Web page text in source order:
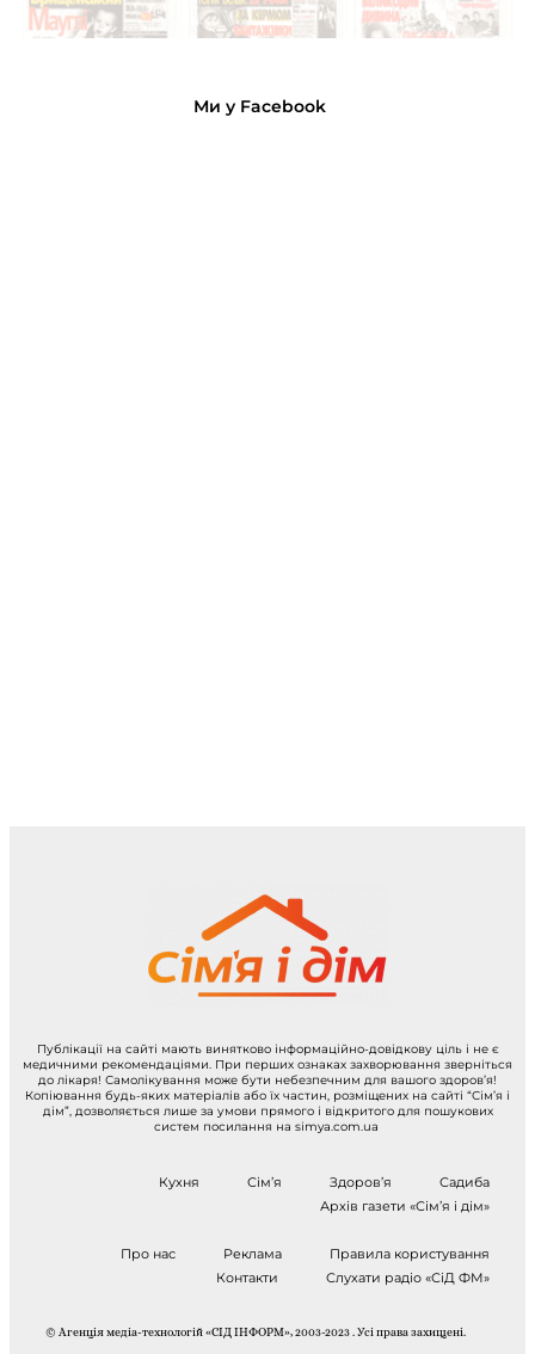
Ми у Facebook
Публікації на сайті мають винятково інформаційно-довідкову ціль і не є
медичними рекомендаціями. При перших ознаках захворювання зверніться
до лікаря! Самолікування може бути небезпечним для вашого здоров’я!
Копіювання будь-яких матеріалів або їх частин, розміщених на сайті “Сім’я і
дім”, дозволяється лише за умови прямого і відкритого для пошукових
систем посилання на simya.com.ua
Кухня Сім’я Здоров’я
Садиба
Архів газети «Сім’я і дім»
Про нас Реклама
Правила користування
Контакти
Слухати радіо «СіД ФМ»
© Агенція медіа-технологій «СІД ІНФОРМ», 2003-2023 . Усі права захищені.